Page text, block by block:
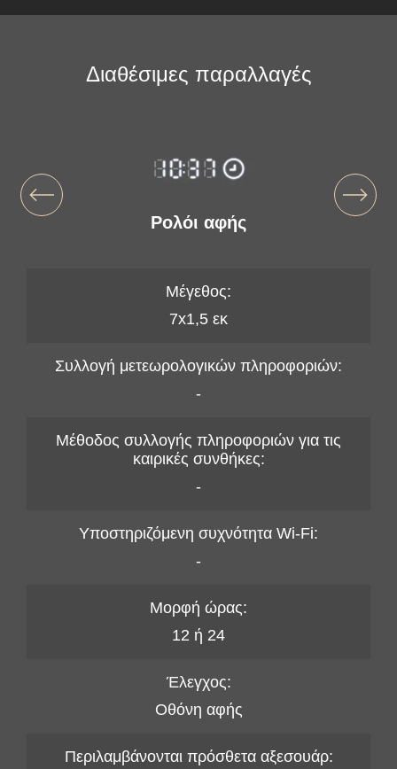
Διαθέσιμες παραλλαγές
Ρολόι αφής
Μέγεθος:
7x1,5 εκ
Συλλογή μετεωρολογικών πληροφοριών:
-
Μέθοδος συλλογής πληροφοριών για τις
καιρικές συνθήκες:
-
Υποστηριζόμενη συχνότητα Wi-Fi:
-
Μορφή ώρας:
12 ή 24
Έλεγχος:
Οθόνη αφής
Περιλαμβάνονται πρόσθετα αξεσουάρ: